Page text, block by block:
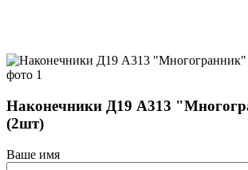
Наконечники Д19 А313
(2шт)
Ваше имя